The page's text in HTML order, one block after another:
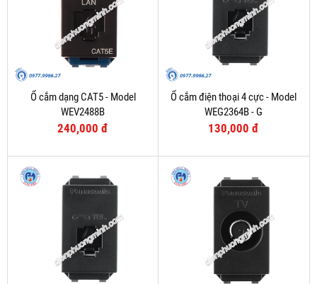
Ổ cắm dạng CAT5 - Model
WEV2488B
240,000 đ
Ổ cắm điện thoại 4 cực - Model
WEG2364B - G
130,000 đ